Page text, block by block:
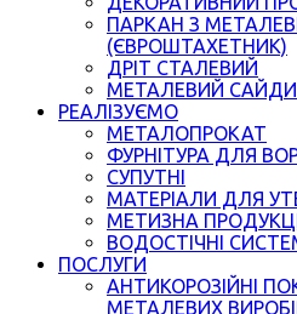
ПАРКАН З
(ЄВРОШТАХЕТНИК)
ДРІТ СТАЛЕВИЙ
МЕТАЛЕВИЙ
РЕАЛІЗУЄМО
МЕТАЛОПРОКАТ
ФУРНІТУРА ДЛЯ
СУПУТНІ
МАТЕРІАЛИ ДЛЯ
МЕТИЗНА
ВОДОСТІЧНІ
ПОСЛУГИ
АНТИКОРОЗІЙНІ
МЕТАЛЕВИХ